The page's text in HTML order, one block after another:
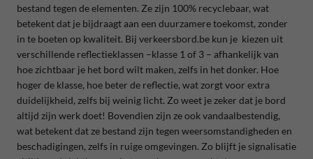
bestand tegen de elementen. Ze zijn 100% recyclebaar, wat
betekent dat je bijdraagt aan een duurzamere toekomst, zonder
in te boeten op kwaliteit. Bij verkeersbord.be kun je kiezen uit
verschillende reflectieklassen –klasse 1 of 3 – afhankelijk van
hoe zichtbaar je het bord wilt maken, zelfs in het donker. Hoe
hoger de klasse, hoe beter de reflectie, wat zorgt voor extra
duidelijkheid, zelfs bij weinig licht. Zo weet je zeker dat je bord
altijd zijn werk doet! Bovendien zijn ze ook vandaalbestendig,
wat betekent dat ze bestand zijn tegen weersomstandigheden en
beschadigingen, zelfs in ruige omgevingen. Zo blijft je signalisatie